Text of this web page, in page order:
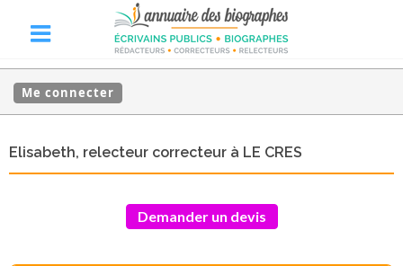
Me connecter
Elisabeth, relecteur correcteur à LE CRES
Demander un devis